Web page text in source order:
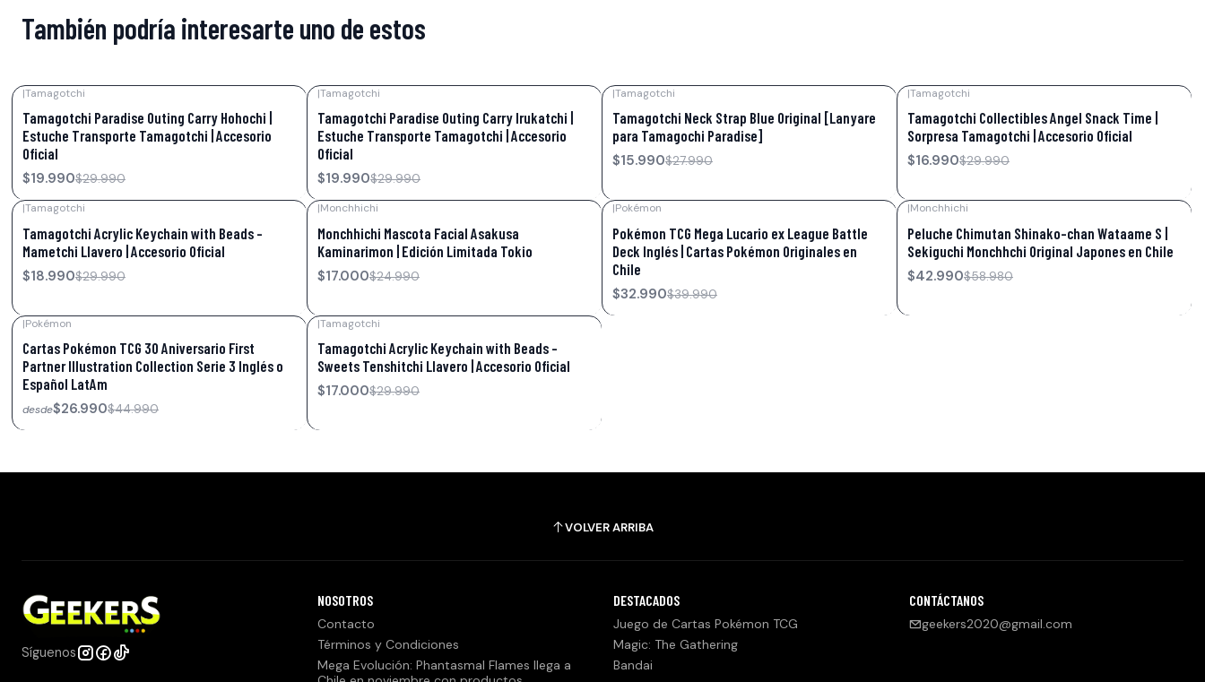
También podría interesarte uno de estos
|Tamagotchi
Tamagotchi Paradise Outing Carry Hohochi |
Estuche Transporte Tamagotchi | Accesorio
Oficial
$19.990$29.990
|Tamagotchi
Tamagotchi Paradise Outing Carry Irukatchi |
Estuche Transporte Tamagotchi | Accesorio
Oficial
$19.990$29.990
|Tamagotchi
Tamagotchi Neck Strap Blue Original [Lanyare
para Tamagochi Paradise]
$15.990$27.990
|Tamagotchi
Tamagotchi Collectibles Angel Snack Time |
Sorpresa Tamagotchi | Accesorio Oficial
$16.990$29.990
|Tamagotchi
Tamagotchi Acrylic Keychain with Beads –
Mametchi Llavero | Accesorio Oficial
$18.990$29.990
|Monchhichi
Monchhichi Mascota Facial Asakusa
Kaminarimon | Edición Limitada Tokio
$17.000$24.990
|Pokémon
Pokémon TCG Mega Lucario ex League Battle
Deck Inglés | Cartas Pokémon Originales en
Chile
$32.990$39.990
|Monchhichi
Peluche Chimutan Shinako-chan Wataame S |
Sekiguchi Monchhchi Original Japones en Chile
$42.990$58.980
|Pokémon
Cartas Pokémon TCG 30 Aniversario First
Partner Illustration Collection Serie 3 Inglés o
Español LatAm
desde$26.990$44.990
|Tamagotchi
Tamagotchi Acrylic Keychain with Beads –
Sweets Tenshitchi Llavero | Accesorio Oficial
$17.000$29.990
VOLVER ARRIBA
Síguenos
NOSOTROS
Contacto
Términos y Condiciones
Mega Evolución: Phantasmal Flames llega a
DESTACADOS
Juego de Cartas Pokémon TCG
Magic: The Gathering
Bandai
CONTÁCTANOS
geekers2020@gmail.com